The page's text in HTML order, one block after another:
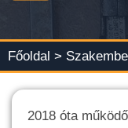
Főoldal >
2018 óta